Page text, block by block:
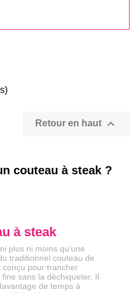
à steak
plus ni moins qu’une
traditionnel couteau de
conçu pour trancher
sans la déchiqueter. Il
de temps à
Retour en haut 
couteau à steak ?